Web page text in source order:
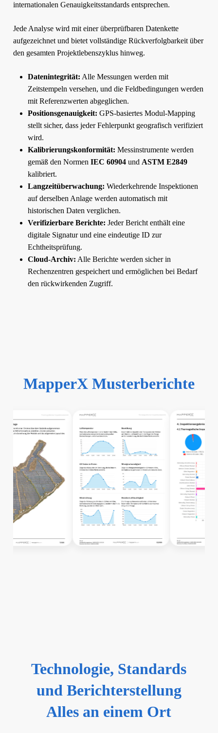
internationalen Genauigkeitsstandards entsprechen.
Jede Analyse wird mit einer überprüfbaren Datenkette
aufgezeichnet und bietet vollständige Rückverfolgbarkeit über
den gesamten Projektlebenszyklus hinweg.
Datenintegrität: Alle Messungen werden mit
Zeitstempeln versehen, und die Feldbedingungen werden
mit Referenzwerten abgeglichen.
Positionsgenauigkeit: GPS-basiertes Modul-Mapping
stellt sicher, dass jeder Fehlerpunkt geografisch verifiziert
wird.
Kalibrierungskonformität: Messinstrumente werden
gemäß den Normen IEC 60904und ASTM E2849
kalibriert.
Langzeitüberwachung: Wiederkehrende Inspektionen
auf derselben Anlage werden automatisch mit
historischen Daten verglichen.
Verifizierbare Berichte: Jeder Bericht enthält eine
digitale Signatur und eine eindeutige ID zur
Echtheitsprüfung.
Cloud-Archiv: Alle Berichte werden sicher in
Rechenzentren gespeichert und ermöglichen bei Bedarf
den rückwirkenden Zugriff.
MapperX Musterberichte
Technologie, Standards
und Berichterstellung
Alles an einem Ort